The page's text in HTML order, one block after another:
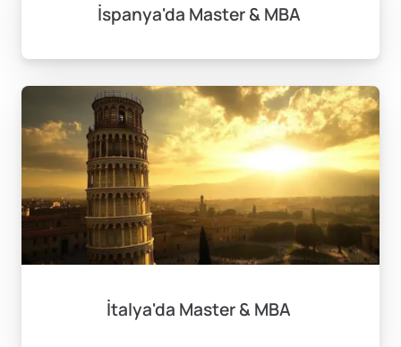
İspanya'da Master & MBA
İtalya'da Master & MBA